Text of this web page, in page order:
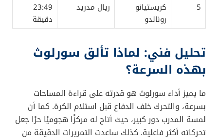
5
كريستيانو
رونالدو
ريال مدريد
23:49
دقيقة
تحليل فني: لماذا تألق سورلوث
بهذه السرعة؟
ما يميز أداء سورلوث هو قدرته على قراءة المساحات
بسرعة، والتحرك خلف الدفاع قبل استلام الكرة. كما أن
لمسة المدرب دور كبير، حيث أتاح له مركزًا هجوميًا حرًا جعل
تحركاته أكثر فاعلية. كذلك ساعدت التمريرات الدقيقة من